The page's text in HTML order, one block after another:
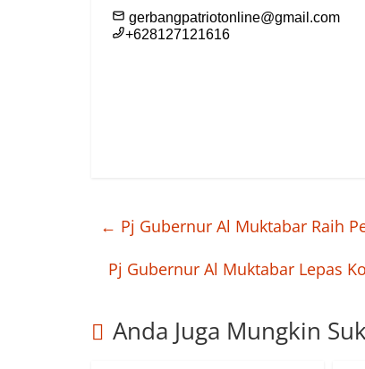
← Pj Gubernur Al Muktabar Raih
Pj Gubernur Al Muktabar Lepas
Anda Juga Mungkin